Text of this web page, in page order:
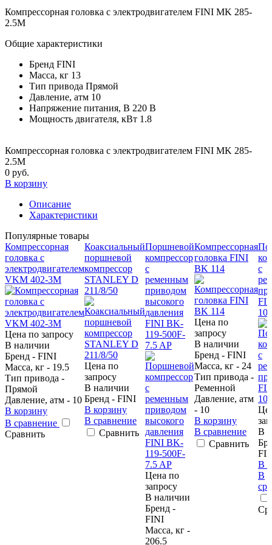
Компрессорная головка с электродвигателем FINI MK 285-
2.5M
Общие характеристики
Бренд FINI
Масса, кг 13
Тип привода Прямой
Давление, атм 10
Напряжение питания, В 220 В
Мощность двигателя, кВт 1.8
Компрессорная головка с электродвигателем FINI MK 285-
2.5M
0 руб.
В корзину
Описание
Характеристики
Популярные товары
Компрессорная
головка с
электродвигателем
VKM 402-3M
Цена по запросу
В наличии
Бренд - FINI
Масса, кг - 19.5
Тип привода -
Прямой
Давление, атм - 10
В корзину
В сравнение
Сравнить
Коаксиальный
поршневой
компрессор
STANLEY D
211/8/50
Цена по
запросу
В наличии
Бренд - FINI
В корзину
В сравнение
Сравнить
Поршневой
компрессор
с
ременным
приводом
высокого
давления
FINI BK-
119-500F-
7.5 AP
Цена по
запросу
В наличии
Бренд -
FINI
Масса, кг -
206.5
Компрессорная
головка FINI
BK 114
Цена по
запросу
В наличии
Бренд - FINI
Масса, кг - 24
Тип привода -
Ременной
Давление, атм
- 10
В корзину
В сравнение
Сравнить
с
В
В
В